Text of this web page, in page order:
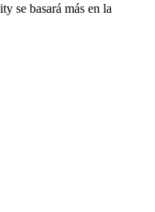
se basará más en la